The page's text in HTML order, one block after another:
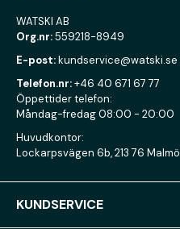
WATSKI AB
Org.nr:559218-8949
E-post:kundservice@watski.se
Telefon.nr:+46 40 671 67 77
Öppettider telefon:
Måndag-fredag 08:00 - 20:00
Huvudkontor:
Lockarpsvägen 6b, 213 76 Malmö
KUNDSERVICE